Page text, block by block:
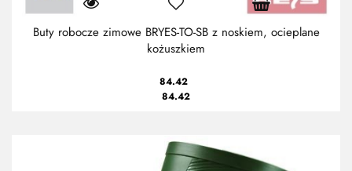
Buty robocze zimowe BRYES-TO-SB z noskiem, ocieplane
kożuszkiem
84.42
84.42